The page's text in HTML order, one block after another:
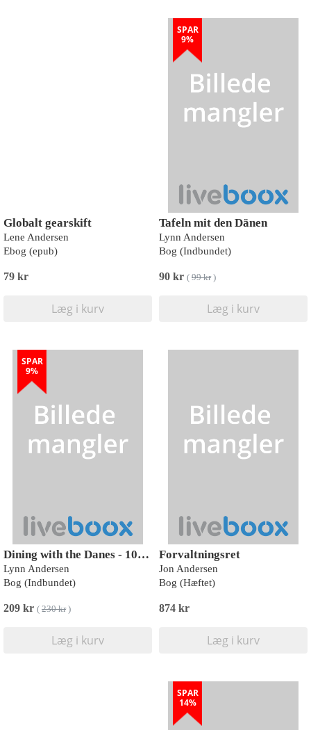
Globalt gearskift
Lene Andersen
Ebog (epub)
79 kr
Læg i kurv
SPAR
9%
Tafeln mit den Dänen
Lynn Andersen
Bog (Indbundet)
90 kr ( 99 kr)
Læg i kurv
SPAR
9%
Dining with the Danes - 100 recipes
Lynn Andersen
Bog (Indbundet)
209 kr ( 230 kr)
Læg i kurv
Forvaltningsret
Jon Andersen
Bog (Hæftet)
874 kr
Læg i kurv
SPAR
14%